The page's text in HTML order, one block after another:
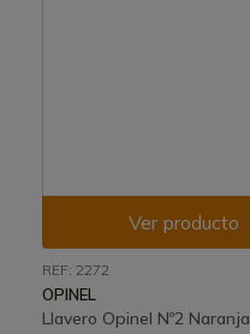
Ver producto
REF: 2272
OPINEL
Llavero Opinel Nº2 Naranja